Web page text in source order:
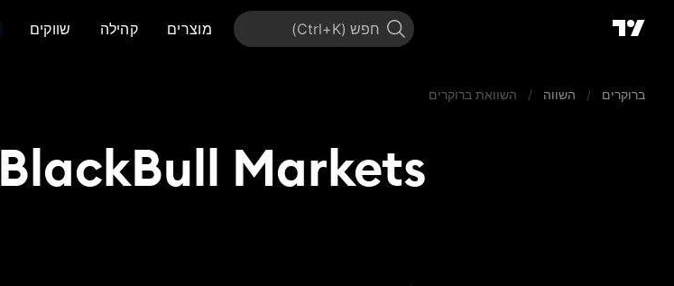
חפש מוצרים קהילה שווקים
ברוקרים / השווה / השוואת ברוקרים
BlackBull Markets מול Tickmill